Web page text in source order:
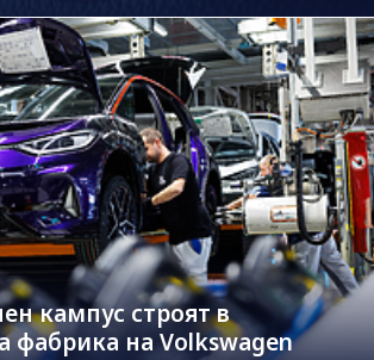
кампус строят в
фабрика на Volkswagen